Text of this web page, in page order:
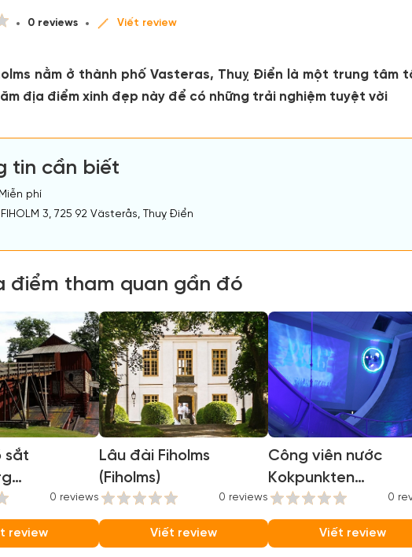
0 reviews Viết review
nằm ở thành phố Vasteras, Thuỵ Điển là một trung tâm
địa điểm xinh đẹp này để có những trải nghiệm tuyệt vời
tin cần biết
Miễn phí
FIHOLM 3, 725 92 Västerås, Thuỵ Điển
điểm tham quan gần đó
sắt
Ironworks)
0 reviews
review
Lâu đài Fiholms
(Fiholms)
0 reviews
Viết review
Công viên nước
Kokpunkten
(Kokpunkten
Actionbad)
0
Viết review